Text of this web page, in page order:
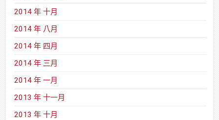
2014 年 十月
2014 年 八月
2014 年 四月
2014 年 三月
2014 年 一月
2013 年 十一月
2013 年 十月